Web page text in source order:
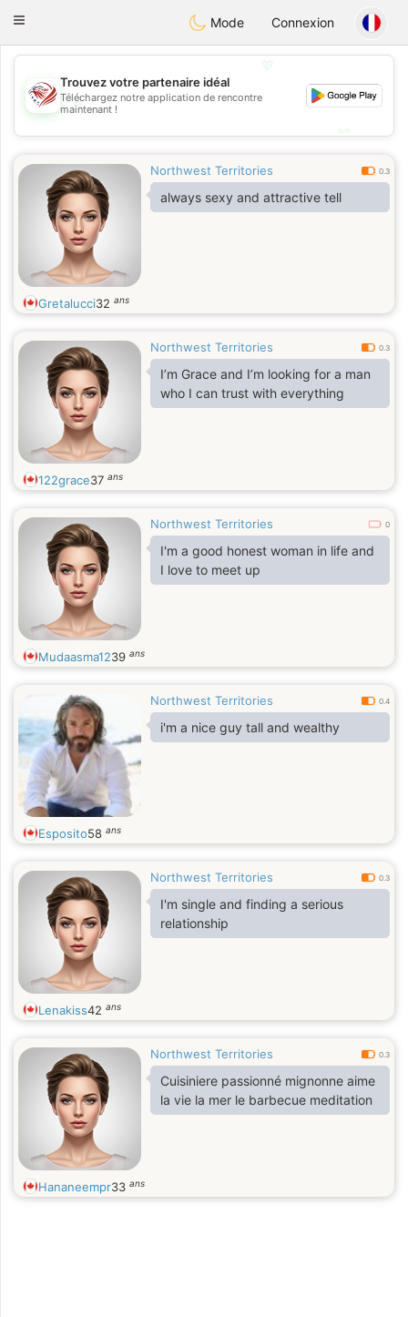
StatesDating
Toggle
Mode Connexion
💖
💕
Trouvez votre partenaire idéal
Téléchargez notre application de rencontre
maintenant !
Northwest Territories 0.3
always sexy and attractive tell
Gretalucci32 ans
Northwest Territories 0.3
I’m Grace and I’m looking for a man
who I can trust with everything
122grace37 ans
Northwest Territories 0
I'm a good honest woman in life and
I love to meet up
Mudaasma1239 ans
Northwest Territories 0.4
i'm a nice guy tall and wealthy
Esposito58 ans
Northwest Territories 0.3
I'm single and finding a serious
relationship
Lenakiss42 ans
Northwest Territories 0.3
Cuisiniere passionné mignonne aime
la vie la mer le barbecue meditation
Hananeempr33 ans